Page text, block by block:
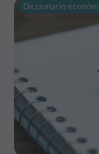
Diccionario